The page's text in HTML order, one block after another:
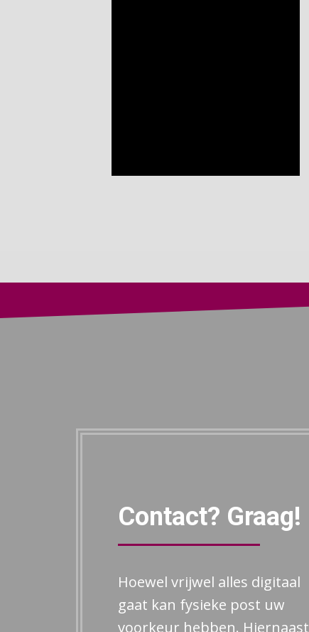
Contact? Graag!
Hoewel vrijwel alles digitaal
gaat kan fysieke post uw
voorkeur hebben. Hiernaast